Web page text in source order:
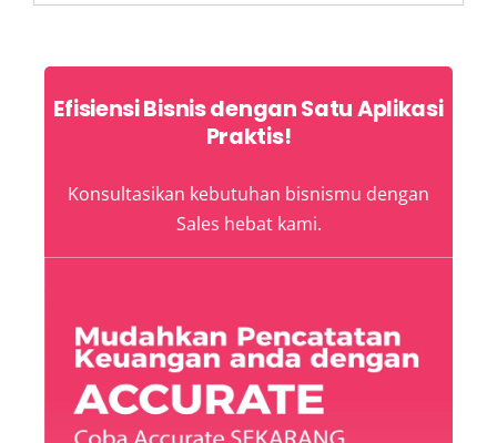
Efisiensi Bisnis dengan Satu Aplikasi
Praktis!
Konsultasikan kebutuhan bisnismu dengan
Sales hebat kami.